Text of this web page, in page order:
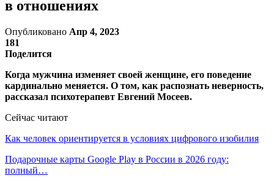
в отношениях
Опубликовано Апр 4, 2023
181
Поделится
Когда мужчина изменяет своей женщине, его поведение
кардинально меняется. О том, как распознать неверность,
рассказал психотерапевт Евгений Мосеев.
Сейчас читают
Как человек ориентируется в условиях цифрового изобилия
Подарочные карты Google Play в России в 2026 году:
полный…